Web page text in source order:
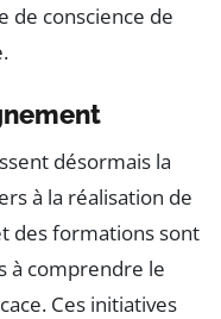
de conscience de
désormais la
à la réalisation de
des formations sont
à comprendre le
Ces initiatives